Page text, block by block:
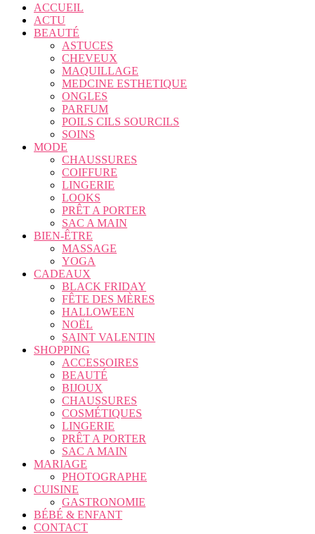
ACCUEIL
ACTU
BEAUTÉ
ASTUCES
CHEVEUX
MAQUILLAGE
MEDCINE ESTHETIQUE
ONGLES
PARFUM
POILS CILS SOURCILS
SOINS
MODE
CHAUSSURES
COIFFURE
LINGERIE
LOOKS
PRÊT A PORTER
SAC A MAIN
BIEN-ÊTRE
MASSAGE
YOGA
CADEAUX
BLACK FRIDAY
FÊTE DES MÈRES
HALLOWEEN
NOËL
SAINT VALENTIN
SHOPPING
ACCESSOIRES
BEAUTÉ
BIJOUX
CHAUSSURES
COSMÉTIQUES
LINGERIE
PRÊT A PORTER
SAC A MAIN
MARIAGE
PHOTOGRAPHE
CUISINE
GASTRONOMIE
BÉBÉ & ENFANT
CONTACT